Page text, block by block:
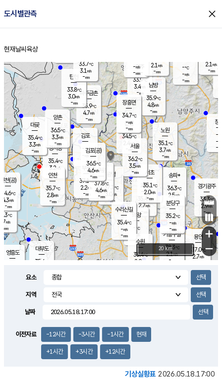
도시별관측 close
홈
현재날씨 육상
의도
℃
m/s
mm
영흥도
양주
33.9℃
3.4
-mm
과천
35.4℃
2.7m/s
- mm
용인
37.0℃
2.7m/s
경기광주
33.3℃
2.9m/s
-mm
2.9m/s
대부도
35.4
경서동
35.4℃
3.2 m/s
-mm
파주금촌
35.9℃
4.7m/s
-mm
-℃
-m/s
-mm
대곶
35.4℃
3.3m/s
-mm
창
-
-m/
-
탄현
33.8℃
3.0m/s
-mm
2.1 m/s
-mm
의왕
- ℃
m/s
mm
김포
- ℃
-m/s
mm
광명
37.1
℃
3.0 m/s
-mm
부천
37.1℃
2.2m/s
-mm
양촌
36.5℃
3.3m/s
-mm
구로
37.8℃
4.6m/s
-mm
은평
34.5℃
2.4 m/s
- mm
노원
35.1℃
3.7m/s
-mm
송파*
36.3℃
2.5m/s
-mm
서초
35.1℃
2.0m/s
-mm
남방
35.9℃
4.8m/s
-mm
기흥구갈
38.3℃
2.1m/s
-
수리산길
35.4℃
-m/s
-mm
분당구
35.2℃
-m/s
-mm
장흥면
34.7℃
-m/s
-mm
-m/s
-mm
인천(공)
34.6℃
4.3m/s
-mm
김포(공)
36.5℃
4.6m/s
-mm
수원
35.4℃
2.9m/s
인천
35.7℃
2.8m/s
-mm
서울
36.2℃
3.5m/s
-mm
33.7℃
3.1 m/s
-mm
2.1 m/s
-mm
+
−
20 km
요소
지역
날짜
이전자료 -12시간 -3시간 -1시간 현재
+1시간 +3시간 +12시간
기상실황표 2026.05.18.17:00